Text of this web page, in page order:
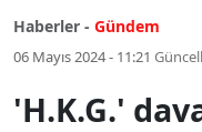
Haberler - Gündem
06 Mayıs 2024 - 11:21
'H.K.G.'